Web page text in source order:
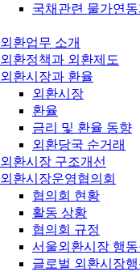
국채관련 물가연
외환업무 소개
외환정책과 외환제도
외환시장과 환율
외환시장
환율
금리 및 환율 동향
외환당국 순거래
외환시장 구조개선
외환시장운영협의회
협의회 현황
활동 상황
협의회 규정
서울외환시장 행동
글로벌 외환시장